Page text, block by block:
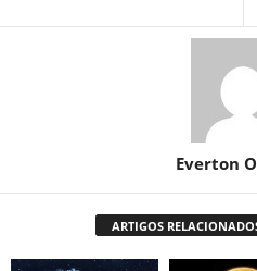
Everton
ARTIGOS